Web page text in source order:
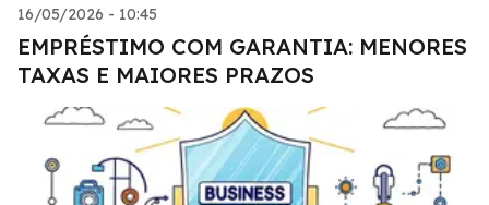
16/05/2026 - 10:45
EMPRÉSTIMO COM GARANTIA: MENORES
TAXAS E MAIORES PRAZOS